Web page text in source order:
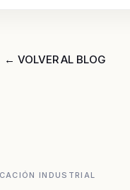
← VOLVER AL BLOG
INDUSTRIAL